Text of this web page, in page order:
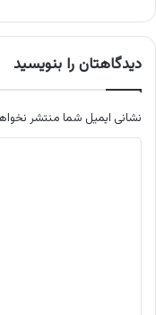
دیدگاهتان را بنویسید
نشانی ایمیل شما منتشر